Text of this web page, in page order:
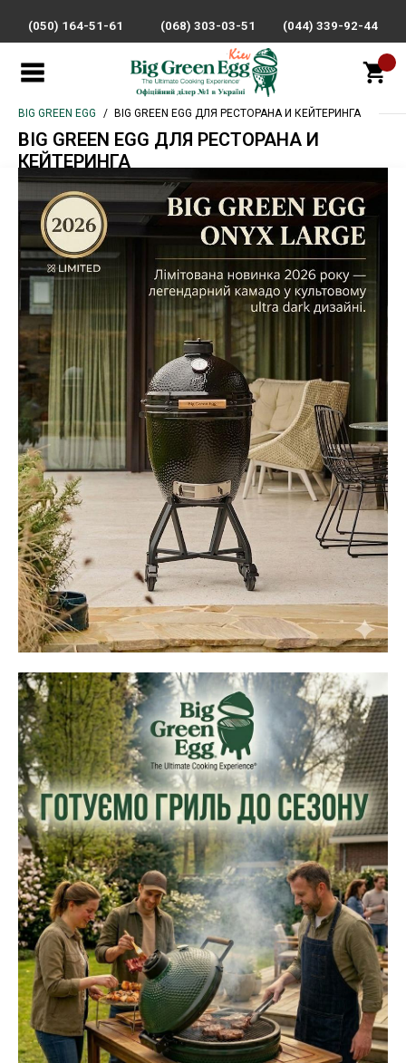
(050) 164-51-61 (068) 303-03-51 (044) 339-92-44
BIG GREEN EGG BIG GREEN EGG ДЛЯ РЕСТОРАНА И КЕЙТЕРИНГА
BIG GREEN EGG ДЛЯ РЕСТОРАНА И
КЕЙТЕРИНГА